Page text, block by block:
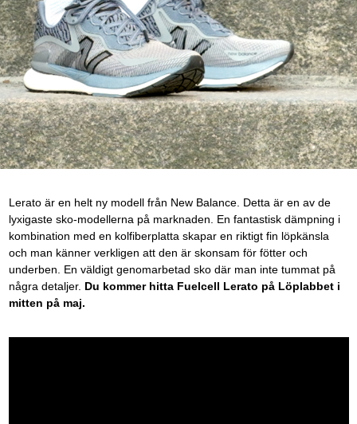
Lerato är en helt ny modell från New Balance. Detta är en av de
lyxigaste sko-modellerna på marknaden. En fantastisk dämpning i
kombination med en kolfiberplatta skapar en riktigt fin löpkänsla
och man känner verkligen att den är skonsam för fötter och
underben. En väldigt genomarbetad sko där man inte tummat på
några detaljer. Du kommer hitta Fuelcell Lerato på Löplabbet i
mitten på maj.